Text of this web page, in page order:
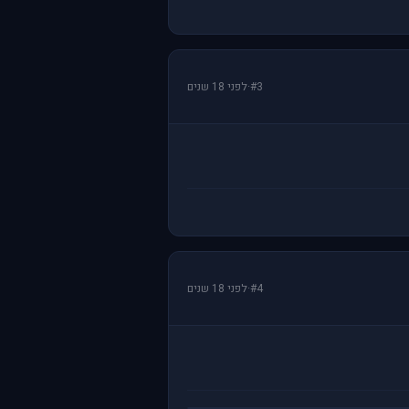
#3
·לפני 18 שנים
#4
·לפני 18 שנים